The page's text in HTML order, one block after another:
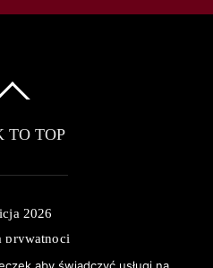
TO TOP
2026
prywatnoci